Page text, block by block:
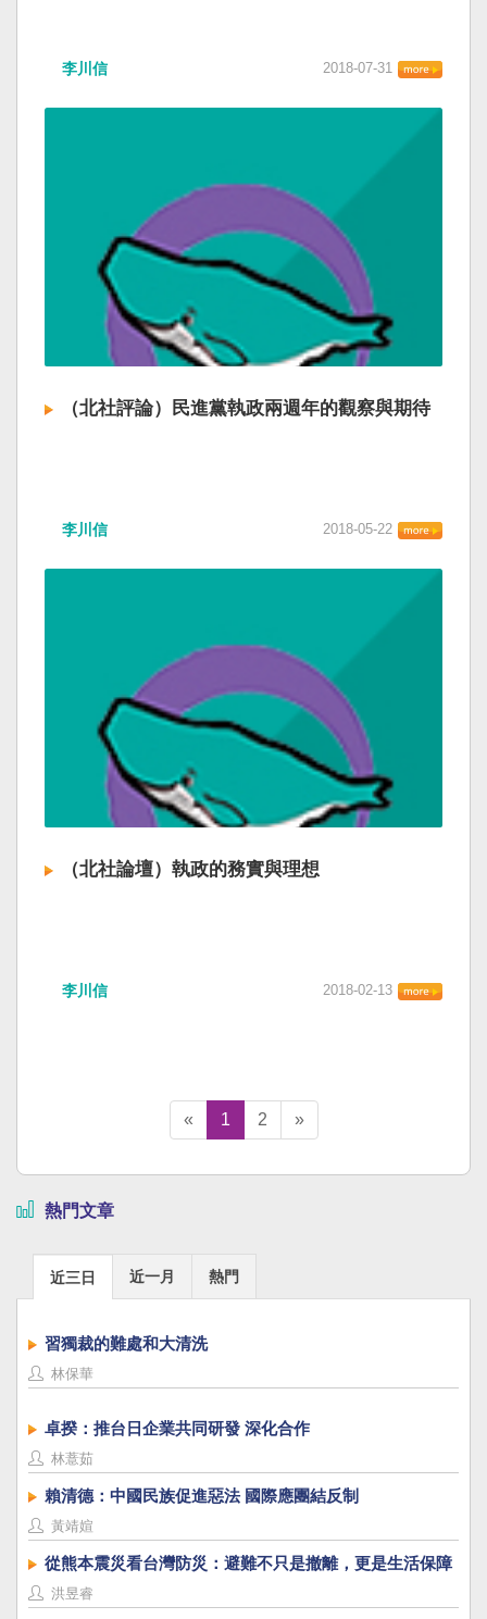
李川信 2018-07-31
（北社評論）民進黨執政兩週年的觀察與期待
李川信 2018-05-22
（北社論壇）執政的務實與理想
李川信 2018-02-13
« 1 2 »
熱門文章
近三日 近一月 熱門
習獨裁的難處和大清洗
林保華
卓揆：推台日企業共同研發 深化合作
林薏茹
賴清德：中國民族促進惡法 國際應團結反制
黃靖媗
從熊本震災看台灣防災：避難不只是撤離，更是生活保障
洪昱睿